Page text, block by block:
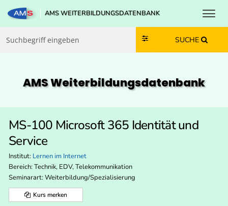
Zum Inhalt springen
Zum Navmenü springen
Zur Suche springen
Zur Footer springen
AMS WEITERBILDUNGSDATENBANK
SUCHE
AMS Weiterbildungs­datenbank
MS-100 Microsoft 365 Identität und
Service
Institut: Lernen im Internet
Bereich: Technik, EDV, Telekommunikation
Seminarart: Weiterbildung/Spezialisierung
Kurs merken